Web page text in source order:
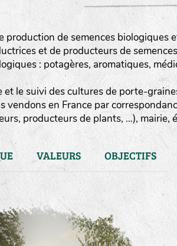
production de semences
et de producteurs de
: potagères, aromatiques,
et le suivi des cultures de porte-
en France par
producteurs de plants, …), mairie,
VALEURS OBJECTIFS